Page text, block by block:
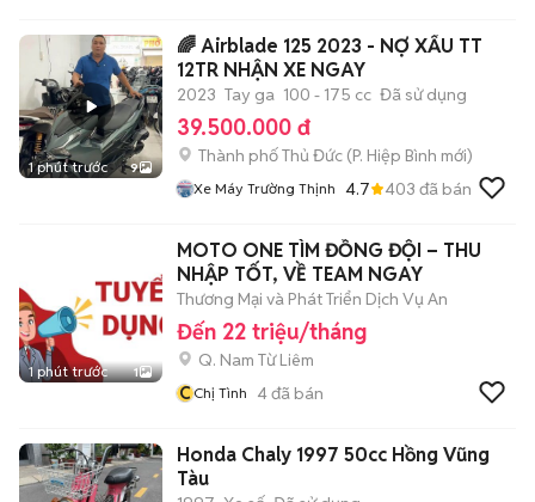
1 phút trước 9
🌈 Airblade 125 2023 - NỢ XẤU TT
12TR NHẬN XE NGAY
2023 Tay ga 100 - 175 cc Đã sử dụng
39.500.000 đ
Thành phố Thủ Đức (P. Hiệp Bình mới)
Xe Máy Trường Thịnh 4.7 403 đã bán
1 phút trước 1
MOTO ONE TÌM ĐỒNG ĐỘI – THU
NHẬP TỐT, VỀ TEAM NGAY
Thương Mại và Phát Triển Dịch Vụ An
Đến 22 triệu/tháng
Q. Nam Từ Liêm
CChị Tình 4đã bán
Honda Chaly 1997 50cc Hồng Vũng
Tàu